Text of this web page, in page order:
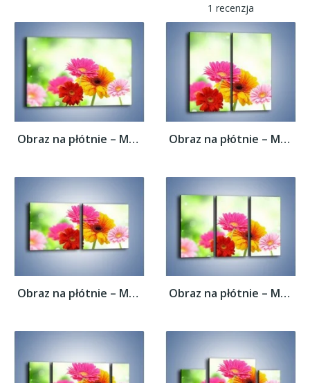
1 recenzja
Obraz na płótnie – Małe kolorowe gerberki... Obraz na płótnie – Małe kolorowe gerberki...
Obraz na płótnie – Małe kolorowe gerberki... Obraz na płótnie – Małe kolorowe gerberki...